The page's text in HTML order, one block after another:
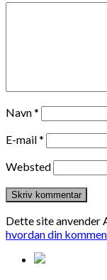
Navn*
E-mail*
Websted
Dette site anvender
hvordan din